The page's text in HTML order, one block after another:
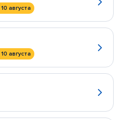
августа
августа